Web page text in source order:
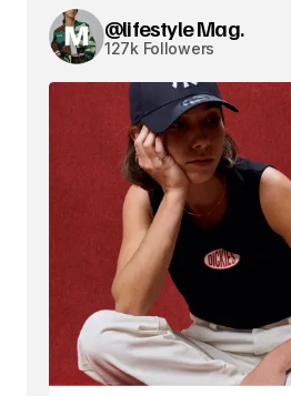
@lifestyle Mag.
127k Followers